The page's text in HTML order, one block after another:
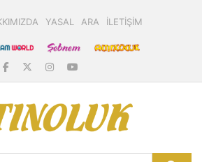
YASAL ARA İLETİŞİM